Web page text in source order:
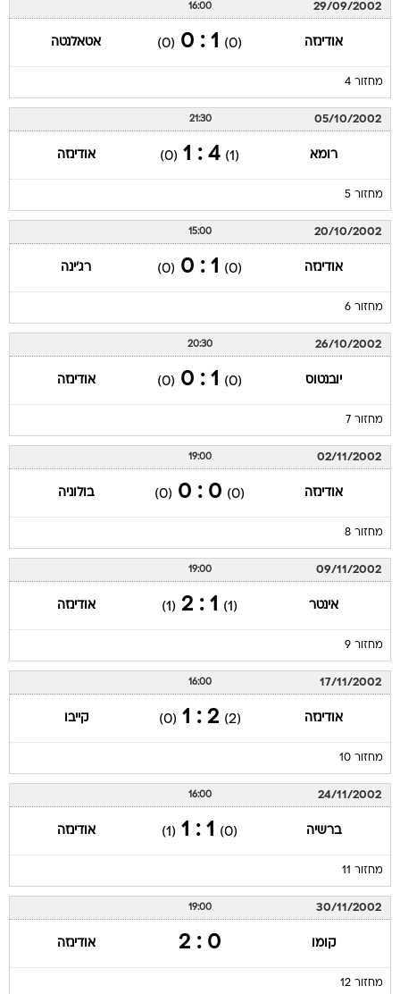
29/09/2002
16:00
אודינזה (0)
1 : 0
(0) אטאלנטה
מחזור 4
05/10/2002
21:30
רומא (1)
4 : 1
(0) אודינזה
מחזור 5
20/10/2002
15:00
אודינזה (0)
1 : 0
(0) רג'ינה
מחזור 6
26/10/2002
20:30
יובנטוס (0)
1 : 0
(0) אודינזה
מחזור 7
02/11/2002
19:00
אודינזה (0)
0 : 0
(0) בולוניה
מחזור 8
09/11/2002
19:00
אינטר (1)
1 : 2
(1) אודינזה
מחזור 9
17/11/2002
16:00
אודינזה (2)
2 : 1
(0) קייבו
מחזור 10
24/11/2002
16:00
ברשיה (0)
1 : 1
(1) אודינזה
מחזור 11
30/11/2002
19:00
קומו 0 : 2 אודינזה
מחזור 12